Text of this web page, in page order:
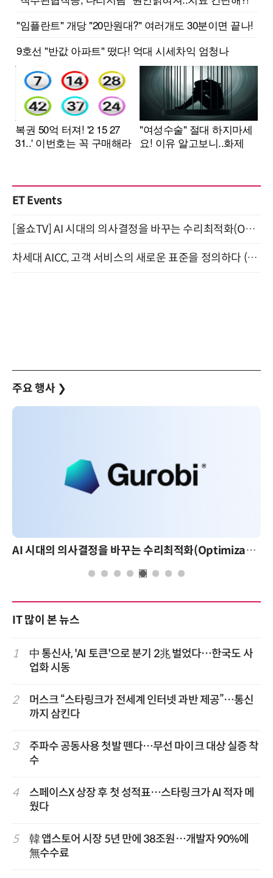
ET Events
[올쇼TV] AI 시대의 의사결정을 바꾸는 수리최적화(Optimization) 소개 (8/20 생방송)
차세대 AICC, 고객 서비스의 새로운 표준을 정의하다 (9/9)
주요 행사 ❯
AI 시대의 의사결정을 바꾸는 수리최적화(Optimization): 실제 산업 적용 사례와 활용 전략
IT 많이 본 뉴스
1
中 통신사, 'AI 토큰'으로 분기 2兆 벌었다…한국도 사
업화 시동
2
머스크 “스타링크가 전세계 인터넷 과반 제공”…통신
까지 삼킨다
3
주파수 공동사용 첫발 뗀다…무선 마이크 대상 실증 착
수
4
스페이스X 상장 후 첫 성적표…스타링크가 AI 적자 메
웠다
5
韓 앱스토어 시장 5년 만에 38조원…개발자 90%에
無수수료